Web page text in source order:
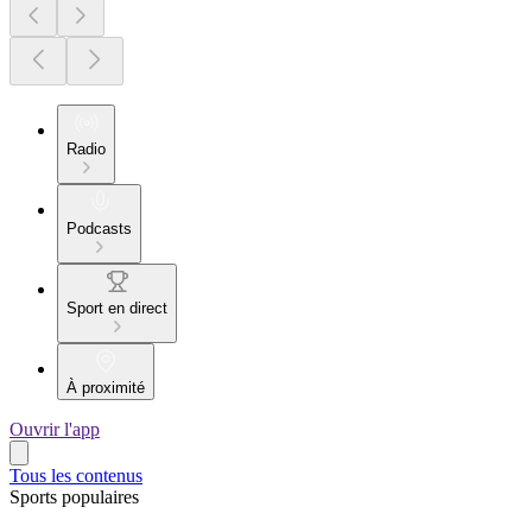
Radio
Podcasts
Sport en direct
À proximité
Ouvrir l'app
Tous les contenus
Sports populaires